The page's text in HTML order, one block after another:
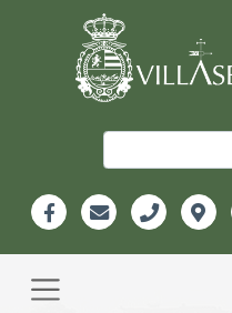
Información
Header
navigation